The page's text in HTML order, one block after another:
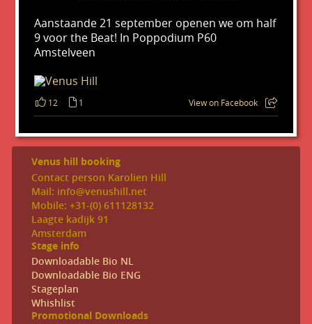
Aanstaande 21 september openen we om half
9 voor the Beat! In Poppodium P60
Amstelveen
12 1 View on Facebook
Venus hill booking
Contact person Karolien Hill
Mail: info@venushill.net
Mobile: +31-(0) 611128132
Laagte kadijk 91
Amsterdam
Stage info
Downloadable Bio NL
Downloadable Bio ENG
Stageplan
Whishlist
Promotional Downloads